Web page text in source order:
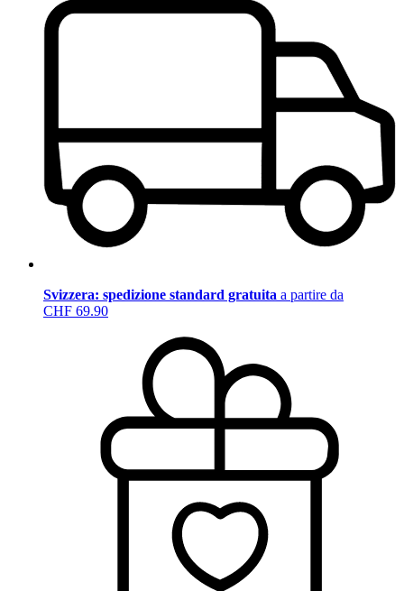
Svizzera: spedizione standard gratuita a partire da
CHF 69.90